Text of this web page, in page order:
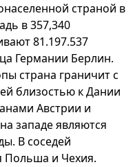
страной в
в 357,340
81.197.537
Германии Берлин.
страна граничит с
близостью к Дании
Австрии и
западе являются
В соседей
Польша и Чехия.